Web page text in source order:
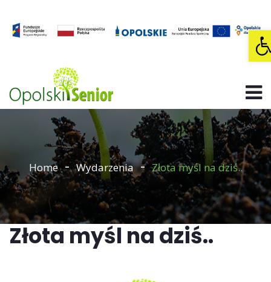
Home Wydarzenia Złota myśl na dziś..
Złota myśl na dziś..